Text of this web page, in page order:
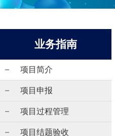
业务指南
项目简介
项目申报
项目过程管理
项目结题验收